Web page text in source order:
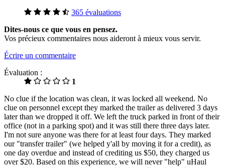
365 évaluations
Dites-nous ce que vous en pensez.
Vos précieux commentaires nous aideront à mieux vous servir.
Écrire un commentaire
Évaluation :
1
No clue if the location was clean, it was locked all weekend. No
clue on personnel except they marked the trailer as delivered 3 days
later than we dropped it off. We left the truck parked in front of their
office (not in a parking spot) and it was still there three days later.
I'm not sure anyone was there for at least four days. They marked
our "transfer trailer" (we helped y'all by moving it for a credit), as
one day overdue and instead of crediting us $50, they charged us
over $20. Based on this experience, we will never "help" uHaul